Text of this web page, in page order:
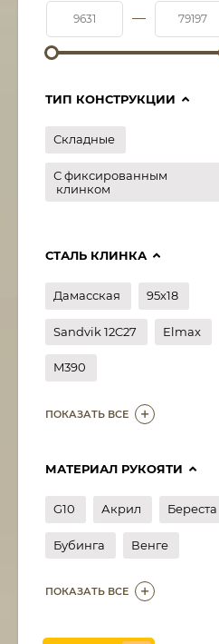
—
ТИП КОНСТРУКЦИИ
Складные
С фиксированным
клинком
СТАЛЬ КЛИНКА
Дамасская 95х18
Sandvik 12C27 Elmax
M390
ПОКАЗАТЬ ВСЕ
МАТЕРИАЛ РУКОЯТИ
G10 Акрил Береста
Бубинга Венге
ПОКАЗАТЬ ВСЕ